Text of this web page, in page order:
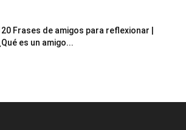
Frases de amigos para reflexionar |
es un amigo...